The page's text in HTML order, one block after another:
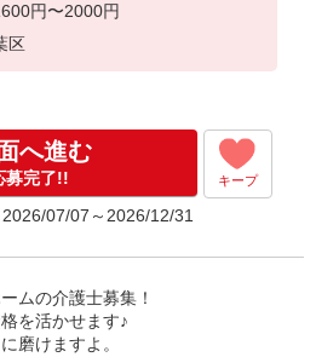
円〜2000円
区
へ進む
募完了!! キープ
07/07～2026/12/31
ムの介護士募集！
を活かせます♪
磨けますよ。